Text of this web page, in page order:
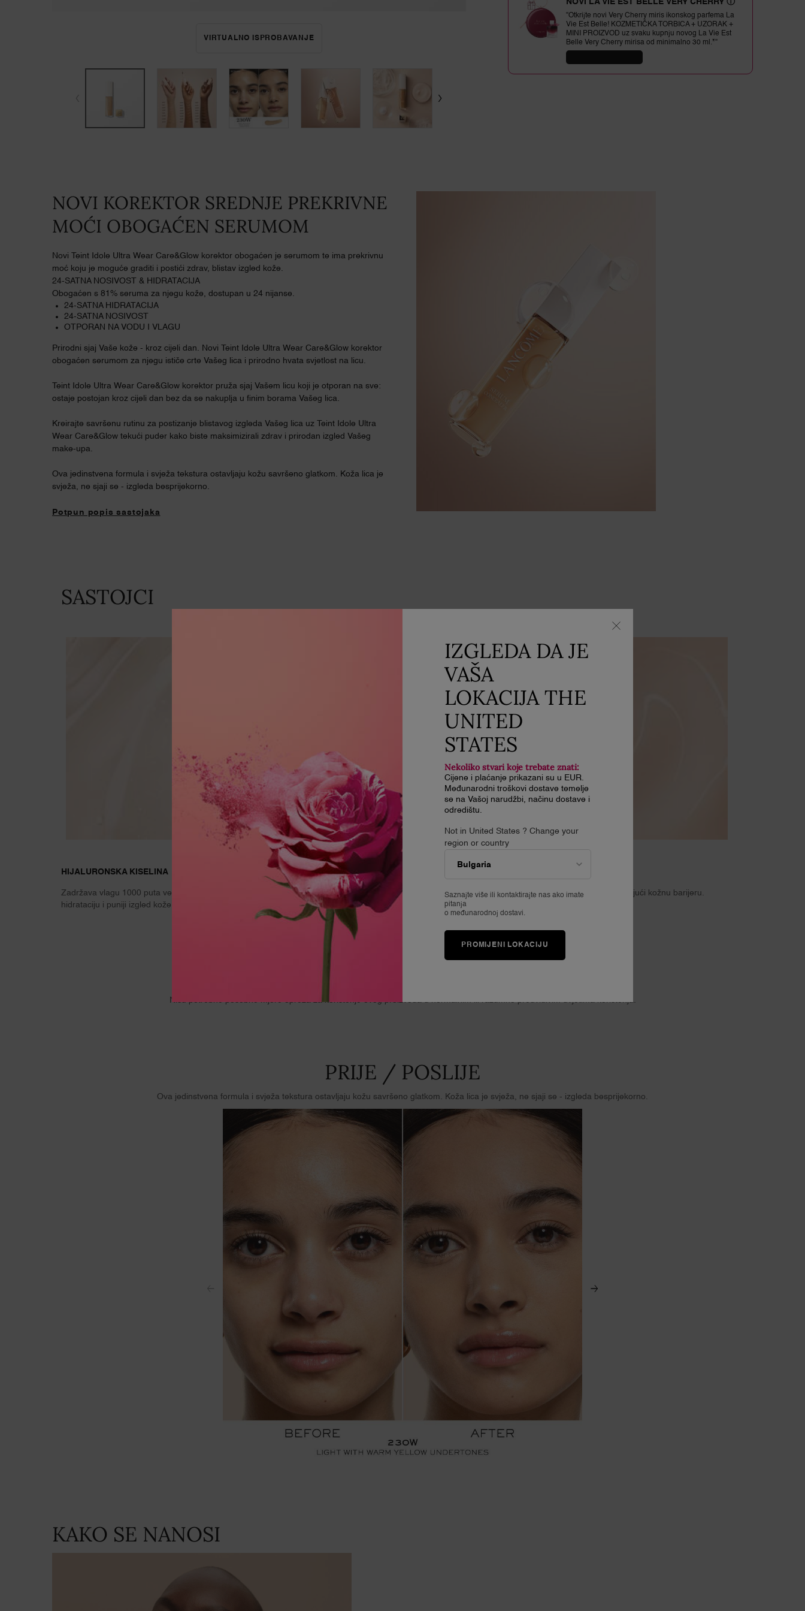
VIRTUALNO ISPROBAVANJE TEINT IDOLE ULTRA WEAR CARE&AMP;GLOW KOREKTOR
NOVI LA VIE EST BELLE VERY CHERRY ⓘ
"Otkrijte novi Very Cherry miris ikonskog parfema La
Vie Est Belle! KOZMETIČKA TORBICA + UZORAK +
MINI PROIZVOD uz svaku kupnju novog La Vie Est
Belle Very Cherry mirisa od minimalno 30 ml.*"
NOVI KOREKTOR SREDNJE PREKRIVNE
MOĆI OBOGAĆEN SERUMOM
Novi Teint Idole Ultra Wear Care&Glow korektor obogaćen je serumom te ima prekrivnu
moć koju je moguće graditi i postići zdrav, blistav izgled kože.
24-SATNA NOSIVOST & HIDRATACIJA
Obogaćen s 81% seruma za njegu kože, dostupan u 24 nijanse.
24-SATNA HIDRATACIJA
24-SATNA NOSIVOST
OTPORAN NA VODU I VLAGU
Prirodni sjaj Vaše kože - kroz cijeli dan. Novi Teint Idole Ultra Wear Care&Glow korektor
obogaćen serumom za njegu ističe crte Vašeg lica i prirodno hvata svjetlost na licu.
Teint Idole Ultra Wear Care&Glow korektor pruža sjaj Vašem licu koji je otporan na sve:
ostaje postojan kroz cijeli dan bez da se nakuplja u finim borama Vašeg lica.
Kreirajte savršenu rutinu za postizanje blistavog izgleda Vašeg lica uz Teint Idole Ultra
Wear Care&Glow tekući puder kako biste maksimizirali zdrav i prirodan izgled Vašeg
make-upa.
Ova jedinstvena formula i svježa tekstura ostavljaju kožu savršeno glatkom. Koža lica je
svježa, ne sjaji se - izgleda besprijekorno.
Potpun popis sastojaka
SASTOJCI
HIJALURONSKA KISELINA
Zadržava vlagu 1000 puta veću od svoje težine za
hidrataciju i puniji izgled kože.
PEPTIDI
Potiče proizvodnju kolagena i štiti kožu od vanjskih
agresora te pomaže u pojavi novih znakova starenja kože.
Zaglađuje i njeguje kožu, jačajući kožnu barijeru.
SIGURNOSNE INFORMACIJE
Nisu potrebne posebne mjere opreza za korištenje ovog proizvoda u normalnim ili razumno predvidivim uvjetima korištenja.
PRIJE / POSLIJE
Ova jedinstvena formula i svježa tekstura ostavljaju kožu savršeno glatkom. Koža lica je svježa, ne sjaji se - izgleda besprijekorno.
KAKO SE NANOSI
IZGLEDA DA JE
VAŠA
LOKACIJA THE
UNITED
STATES
Nekoliko stvari koje trebate znati:
Cijene i plaćanje prikazani su u EUR.
Međunarodni troškovi dostave temelje
se na Vašoj narudžbi, načinu dostave i
odredištu.
Not in United States ? Change your
region or country
Saznajte više ili kontaktirajte nas ako imate
pitanja
o međunarodnoj dostavi.
PROMIJENI LOKACIJU